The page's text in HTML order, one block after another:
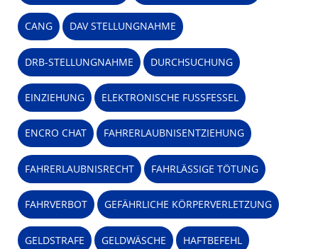
CANG DAV STELLUNGNAHME
DRB-STELLUNGNAHME DURCHSUCHUNG
EINZIEHUNG ELEKTRONISCHE FUSSFESSEL
ENCRO CHAT FAHRERLAUBNISENTZIEHUNG
FAHRERLAUBNISRECHT FAHRLÄSSIGE TÖTUNG
FAHRVERBOT GEFÄHRLICHE KÖRPERVERLETZUNG
GELDSTRAFE GELDWÄSCHE HAFTBEFEHL